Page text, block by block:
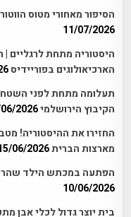
הסיפור מאחורי מטוס
11/07/2026
היסטוריה מתחת
הארכיאולוגים בפוריידיס
תעלומה מתחת לפני
הקיבוץ הירושלמי2026
החזירו את ההיסטוריה!
מארצות הברית06/2026
הפתעה במכתש הילד שהרים אבן
10/06/2026
בית יוצר גדול לכלי אבן